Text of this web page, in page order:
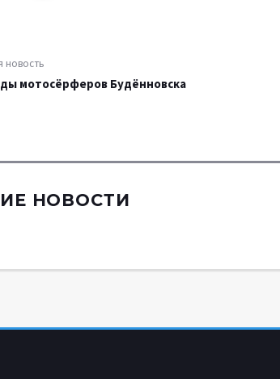
новость
мотосёрферов Будённовска
НОВОСТИ